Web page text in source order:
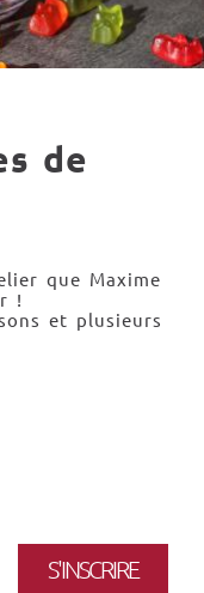
de
que Maxime
!
et plusieurs
S'INSCRIRE